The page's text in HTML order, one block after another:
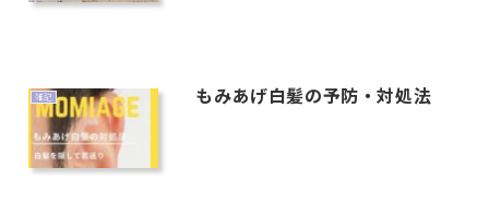
雑記 もみあげ白髪の予防・対処法